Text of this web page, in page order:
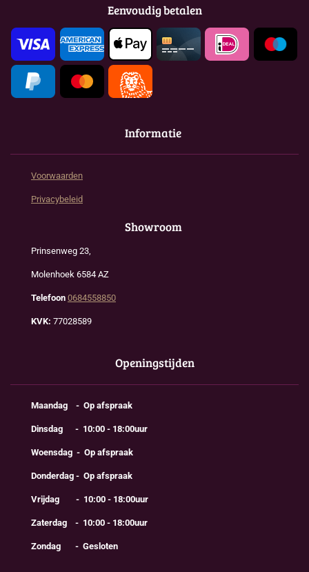
o
k
g
r
a
m
A
p
p
Eenvoudig betalen
Informatie
Voorwaarden
Privacybeleid
Showroom
Prinsenweg 23,
Molenhoek 6584 AZ
Telefoon 0684558850
KVK: 77028589
Openingstijden
Maandag - Op afspraak
Dinsdag - 10:00 - 18:00uur
Woensdag - Op afspraak
Donderdag - Op afspraak
Vrijdag - 10:00 - 18:00uur
Zaterdag - 10:00 - 18:00uur
Zondag - Gesloten